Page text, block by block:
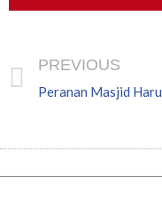
Prev
PREVIOUS